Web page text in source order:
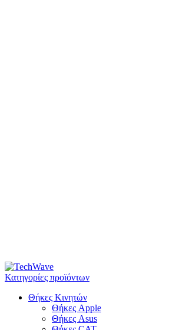
Κατηγορίες προϊόντων
Θήκες Κινητών
Θήκες Apple
Θήκες Asus